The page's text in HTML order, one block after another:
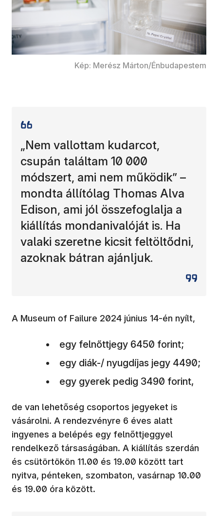
Kép: Merész Márton/Énbudapestem
„Nem vallottam kudarcot,
csupán találtam 10 000
módszert, ami nem működik” –
mondta állítólag Thomas Alva
Edison, ami jól összefoglalja a
kiállítás mondanivalóját is. Ha
valaki szeretne kicsit feltöltődni,
azoknak bátran ajánljuk.
A Museum of Failure 2024 június 14-én nyílt,
egy felnőttjegy 6450 forint;
egy diák-/ nyugdíjas jegy 4490;
egy gyerek pedig 3490 forint,
de van lehetőség csoportos jegyeket is
vásárolni. A rendezvényre 6 éves alatt
ingyenes a belépés egy felnőttjeggyel
rendelkező társaságában. A kiállítás szerdán
és csütörtökön 11.00 és 19.00 között tart
nyitva, pénteken, szombaton, vasárnap 10.00
és 19.00 óra között.